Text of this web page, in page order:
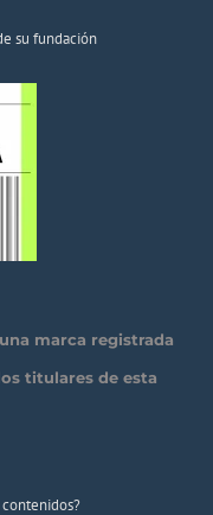
su fundación
marca registrada
titulares de esta